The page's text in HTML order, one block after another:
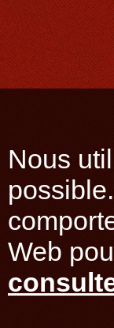
Nous
Web